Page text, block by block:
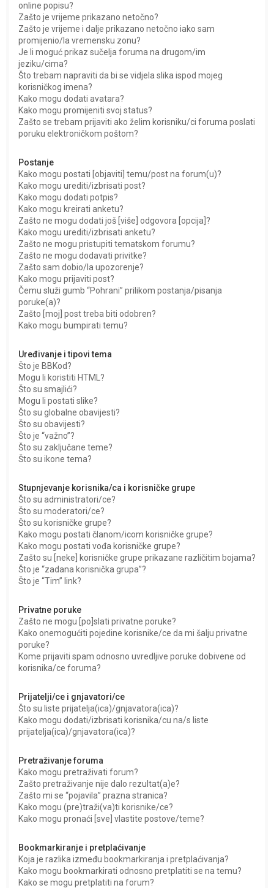
online popisu?
Zašto je vrijeme prikazano netočno?
Zašto je vrijeme i dalje prikazano netočno iako sam
promijenio/la vremensku zonu?
Je li moguć prikaz sučelja foruma na drugom/im
jeziku/cima?
Što trebam napraviti da bi se vidjela slika ispod mojeg
korisničkog imena?
Kako mogu dodati avatara?
Kako mogu promijeniti svoj status?
Zašto se trebam prijaviti ako želim korisniku/ci foruma poslati
poruku elektroničkom poštom?
Postanje
Kako mogu postati [objaviti] temu/post na forum(u)?
Kako mogu urediti/izbrisati post?
Kako mogu dodati potpis?
Kako mogu kreirati anketu?
Zašto ne mogu dodati još [više] odgovora [opcija]?
Kako mogu urediti/izbrisati anketu?
Zašto ne mogu pristupiti tematskom forumu?
Zašto ne mogu dodavati privitke?
Zašto sam dobio/la upozorenje?
Kako mogu prijaviti post?
Čemu služi gumb “Pohrani” prilikom postanja/pisanja
poruke(a)?
Zašto [moj] post treba biti odobren?
Kako mogu bumpirati temu?
Uređivanje i tipovi tema
Što je BBKod?
Mogu li koristiti HTML?
Što su smajlići?
Mogu li postati slike?
Što su globalne obavijesti?
Što su obavijesti?
Što je “važno”?
Što su zaključane teme?
Što su ikone tema?
Stupnjevanje korisnika/ca i korisničke grupe
Što su administratori/ce?
Što su moderatori/ce?
Što su korisničke grupe?
Kako mogu postati članom/icom korisničke grupe?
Kako mogu postati vođa korisničke grupe?
Zašto su [neke] korisničke grupe prikazane različitim bojama?
Što je “zadana korisnička grupa”?
Što je “Tim” link?
Privatne poruke
Zašto ne mogu [po]slati privatne poruke?
Kako onemogućiti pojedine korisnike/ce da mi šalju privatne
poruke?
Kome prijaviti spam odnosno uvredljive poruke dobivene od
korisnika/ce foruma?
Prijatelji/ce i gnjavatori/ce
Što su liste prijatelja(ica)/gnjavatora(ica)?
Kako mogu dodati/izbrisati korisnika/cu na/s liste
prijatelja(ica)/gnjavatora(ica)?
Pretraživanje foruma
Kako mogu pretraživati forum?
Zašto pretraživanje nije dalo rezultat(a)e?
Zašto mi se “pojavila” prazna stranica?
Kako mogu (pre)traži(va)ti korisnike/ce?
Kako mogu pronaći [sve] vlastite postove/teme?
Bookmarkiranje i pretplaćivanje
Koja je razlika između bookmarkiranja i pretplaćivanja?
Kako mogu bookmarkirati odnosno pretplatiti se na temu?
Kako se mogu pretplatiti na forum?